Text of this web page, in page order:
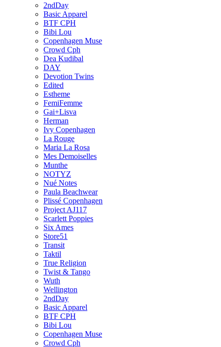
2ndDay
Basic Apparel
BTF CPH
Bibi Lou
Copenhagen Muse
Crowd Cph
Dea Kudibal
DAY
Devotion Twins
Edited
Estheme
FemiFemme
Gai+Lisva
Herman
Ivy Copenhagen
La Rouge
Maria La Rosa
Mes Demoiselles
Munthe
NOTYZ
Nué Notes
Paula Beachwear
Plissé Copenhagen
Project AJ117
Scarlett Poppies
Six Ames
Store51
Transit
Taktil
True Religion
Twist & Tango
Wuth
Wellington
2ndDay
Basic Apparel
BTF CPH
Bibi Lou
Copenhagen Muse
Crowd Cph